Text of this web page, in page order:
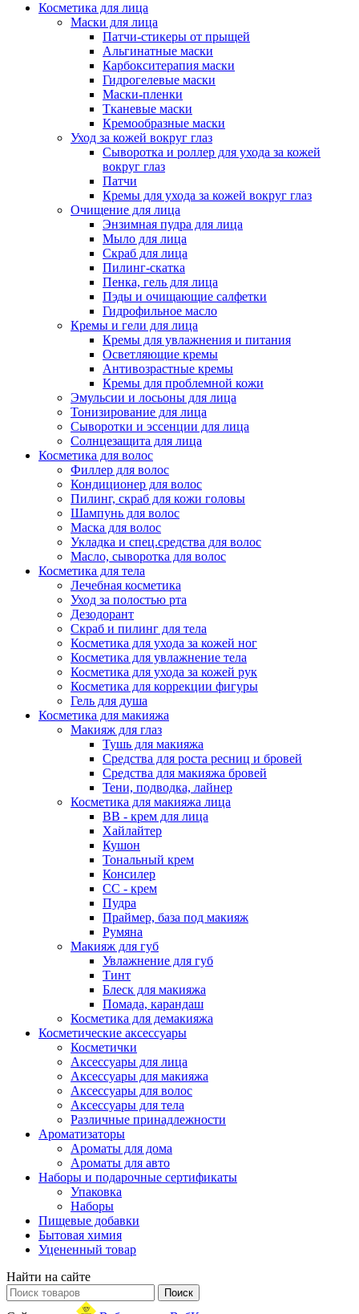
Косметика для лица
Маски для лица
Патчи-стикеры от прыщей
Альгинатные маски
Карбокситерапия маски
Гидрогелевые маски
Маски-пленки
Тканевые маски
Кремообразные маски
Уход за кожей вокруг глаз
Сыворотка и роллер для ухода за кожей
вокруг глаз
Патчи
Кремы для ухода за кожей вокруг глаз
Очищение для лица
Энзимная пудра для лица
Мыло для лица
Скраб для лица
Пилинг-скатка
Пенка, гель для лица
Пэды и очищающие салфетки
Гидрофильное масло
Кремы и гели для лица
Кремы для увлажнения и питания
Осветляющие кремы
Антивозрастные кремы
Кремы для проблемной кожи
Эмульсии и лосьоны для лица
Тонизирование для лица
Сыворотки и эссенции для лица
Солнцезащита для лица
Косметика для волос
Филлер для волос
Кондиционер для волос
Пилинг, скраб для кожи головы
Шампунь для волос
Маска для волос
Укладка и спец.средства для волос
Масло, сыворотка для волос
Косметика для тела
Лечебная косметика
Уход за полостью рта
Дезодорант
Скраб и пилинг для тела
Косметика для ухода за кожей ног
Косметика для увлажнение тела
Косметика для ухода за кожей рук
Косметика для коррекции фигуры
Гель для душа
Косметика для макияжа
Макияж для глаз
Тушь для макияжа
Средства для роста ресниц и бровей
Средства для макияжа бровей
Тени, подводка, лайнер
Косметика для макияжа лица
ВВ - крем для лица
Хайлайтер
Кушон
Тональный крем
Консилер
СС - крем
Пудра
Праймер, база под макияж
Румяна
Макияж для губ
Увлажнение для губ
Тинт
Блеск для макияжа
Помада, карандаш
Косметика для демакияжа
Косметические аксессуары
Косметички
Аксессуары для лица
Аксессуары для макияжа
Аксессуары для волос
Аксессуары для тела
Различные принадлежности
Ароматизаторы
Ароматы для дома
Ароматы для авто
Наборы и подарочные сертификаты
Упаковка
Наборы
Пищевые добавки
Бытовая химия
Уцененный товар
Найти на сайте
Поиск